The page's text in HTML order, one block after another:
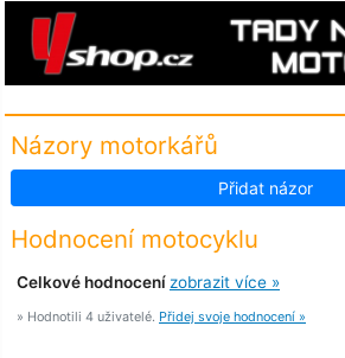
Názory motorkářů
Přidat názor
Hodnocení motocyklu
Celkové hodnocení zobrazit více »
» Hodnotili 4 uživatelé. Přidej svoje hodnocení »